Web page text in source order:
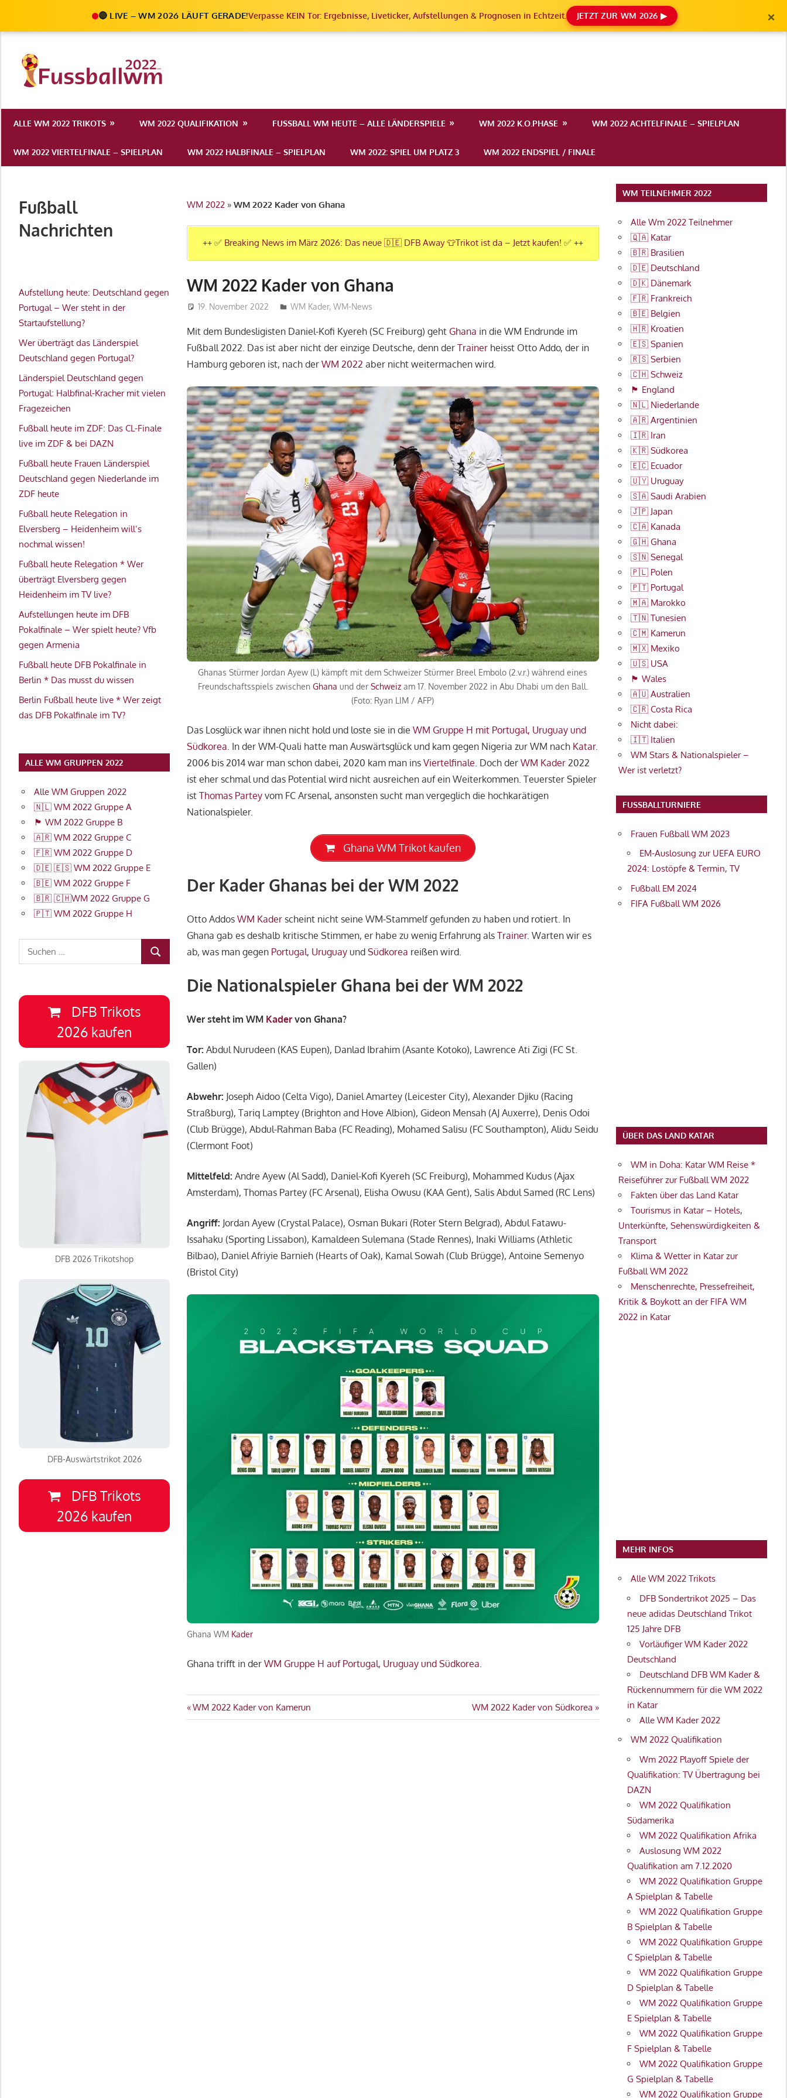
🔴 LIVE – WM 2026 LÄUFT GERADE!Verpasse KEIN Tor: Ergebnisse, Liveticker, Aufstellungen & Prognosen in Echtzeit. JETZT ZUR WM 2026 ▶ ×
springen
Weltmeisterschaft
zur
in
ALLE WM 2022 TRIKOTS WM 2022 QUALIFIKATION FUSSBALL WM HEUTE – ALLE LÄNDERSPIELE WM 2022 K.O.PHASE WM 2022 ACHTELFINALE – SPIELPLAN
WM 2022 VIERTELFINALE – SPIELPLAN WM 2022 HALBFINALE – SPIELPLAN WM 2022: SPIEL UM PLATZ 3 WM 2022 ENDSPIEL / FINALE
WM 2022 »WM 2022 Kader von Ghana
++ ✅ Breaking News im März 2026: Das neue 🇩🇪 DFB Away 👕Trikot ist da – Jetzt kaufen! ✅ ++
WM 2022 Kader von Ghana
19. November 2022 HAbibi
WM Kader, WM-News
Mit dem Bundesligisten Daniel-Kofi Kyereh (SC Freiburg) geht Ghana in die WM Endrunde im
Fußball 2022. Das ist aber nicht der einzige Deutsche, denn derTrainer heisst Otto Addo, der in
Hamburg geboren ist, nach derWM 2022 aber nicht weitermachen wird.
Ghanas Stürmer Jordan Ayew (L) kämpft mit dem Schweizer Stürmer Breel Embolo (2.v.r.) während eines
Freundschaftsspiels zwischen Ghana und der Schweizam 17. November 2022 in Abu Dhabi um den Ball.
(Foto: Ryan LIM / AFP)
Das Losglück war ihnen nicht hold und loste sie in dieWM Gruppe H mit Portugal, Uruguay und
Südkorea . In der WM-Quali hatte man Auswärtsglück und kam gegen Nigeria zur WM nach Katar.
2006 bis 2014 war man schon dabei, 2020 kam man insViertelfinale . Doch derWM Kader 2022
ist eher schmal und das Potential wird nicht ausreichen auf ein Weiterkommen. Teuerster Spieler
istThomas Partey vom FC Arsenal, ansonsten sucht man vergeglich die hochkarätigen
Nationalspieler.
Ghana WM Trikot kaufen
Der Kader Ghanas bei der WM 2022
Otto AddosWM Kader scheint nicht seine WM-Stammelf gefunden zu haben und rotiert. In
Ghana gab es deshalb kritische Stimmen, er habe zu wenig Erfahrung alsTrainer. Warten wir es
ab, was man gegen Portugal, Uruguay undSüdkorea reißen wird.
Die Nationalspieler Ghana bei der WM 2022
Wer steht im WM Kader von Ghana?
Tor:Abdul Nurudeen (KAS Eupen), Danlad Ibrahim (Asante Kotoko), Lawrence Ati Zigi (FC St.
Gallen)
Abwehr: Joseph Aidoo (Celta Vigo), Daniel Amartey (Leicester City), Alexander Djiku (Racing
Straßburg), Tariq Lamptey (Brighton and Hove Albion), Gideon Mensah (AJ Auxerre), Denis Odoi
(Club Brügge), Abdul-Rahman Baba (FC Reading), Mohamed Salisu (FC Southampton), Alidu Seidu
(Clermont Foot)
Mittelfeld: Andre Ayew (Al Sadd), Daniel-Kofi Kyereh (SC Freiburg), Mohammed Kudus (Ajax
Amsterdam), Thomas Partey (FC Arsenal), Elisha Owusu (KAA Gent), Salis Abdul Samed (RC Lens)
Angriff: Jordan Ayew (Crystal Palace), Osman Bukari (Roter Stern Belgrad), Abdul Fatawu-
Issahaku (Sporting Lissabon), Kamaldeen Sulemana (Stade Rennes), Inaki Williams (Athletic
Bilbao), Daniel Afriyie Barnieh (Hearts of Oak), Kamal Sowah (Club Brügge), Antoine Semenyo
(Bristol City)
Ghana WM Kader
Ghana trifft in derWM Gruppe H auf Portugal, Uruguay und Südkorea.
GHANA
GRUPPE
Beitragsnavigation
Vorheriger
Beitrag:
WM 2022 Kader von Kamerun
Nächster
Beitrag:
WM 2022 Kader von Südkorea
Fußball
Nachrichten
Aufstellung heute: Deutschland gegen
Portugal – Wer steht in der
Startaufstellung?
Wer überträgt das Länderspiel
Deutschland gegen Portugal?
Länderspiel Deutschland gegen
Portugal: Halbfinal-Kracher mit vielen
Fragezeichen
Fußball heute im ZDF: Das CL-Finale
live im ZDF & bei DAZN
Fußball heute Frauen Länderspiel
Deutschland gegen Niederlande im
ZDF heute
Fußball heute Relegation in
Elversberg – Heidenheim will’s
nochmal wissen!
Fußball heute Relegation * Wer
überträgt Elversberg gegen
Heidenheim im TV live?
Aufstellungen heute im DFB
Pokalfinale – Wer spielt heute? Vfb
gegen Armenia
Fußball heute DFB Pokalfinale in
Berlin * Das musst du wissen
Berlin Fußball heute live * Wer zeigt
das DFB Pokalfinale im TV?
ALLE WM GRUPPEN 2022
Alle WM Gruppen 2022
🇳🇱 WM 2022 Gruppe A
🏴󠁧󠁢󠁥󠁮󠁧󠁿 WM 2022 Gruppe B
🇦🇷 WM 2022 Gruppe C
🇫🇷 WM 2022 Gruppe D
🇩🇪 🇪🇸 WM 2022 Gruppe E
🇧🇪 WM 2022 Gruppe F
🇧🇷 🇨🇭WM 2022 Gruppe G
🇵🇹 WM 2022 Gruppe H
Suchen
nach:
SUCHEN
DFB Trikots
2026 kaufen
DFB 2026 Trikotshop
DFB-Auswärtstrikot 2026
DFB Trikots
2026 kaufen
WM TEILNEHMER 2022
Alle Wm 2022 Teilnehmer
🇶🇦 Katar
🇧🇷 Brasilien
🇩🇪 Deutschland
🇩🇰 Dänemark
🇫🇷 Frankreich
🇧🇪 Belgien
🇭🇷 Kroatien
🇪🇸 Spanien
🇷🇸 Serbien
🇨🇭 Schweiz
🏴󠁧󠁢󠁥󠁮󠁧󠁿 England
🇳🇱 Niederlande
🇦🇷 Argentinien
🇮🇷 Iran
🇰🇷 Südkorea
🇪🇨 Ecuador
🇺🇾 Uruguay
🇸🇦 Saudi Arabien
🇯🇵 Japan
🇨🇦 Kanada
🇬🇭 Ghana
🇸🇳 Senegal
🇵🇱 Polen
🇵🇹 Portugal
🇲🇦 Marokko
🇹🇳 Tunesien
🇨🇲 Kamerun
🇲🇽 Mexiko
🇺🇸 USA
🏴󠁧󠁢󠁷󠁬󠁳󠁿 Wales
🇦🇺 Australien
🇨🇷 Costa Rica
Nicht dabei:
🇮🇹 Italien
WM Stars & Nationalspieler –
Wer ist verletzt?
FUSSBALLTURNIERE
Frauen Fußball WM 2023
EM-Auslosung zur UEFA EURO
2024: Lostöpfe & Termin, TV
Fußball EM 2024
FIFA Fußball WM 2026
ÜBER DAS LAND KATAR
WM in Doha: Katar WM Reise *
Reiseführer zur Fußball WM 2022
Fakten über das Land Katar
Tourismus in Katar – Hotels,
Unterkünfte, Sehenswürdigkeiten &
Transport
Klima & Wetter in Katar zur
Fußball WM 2022
Menschenrechte, Pressefreiheit,
Kritik & Boykott an der FIFA WM
2022 in Katar
MEHR INFOS
Alle WM 2022 Trikots
DFB Sondertrikot 2025 – Das
neue adidas Deutschland Trikot
125 Jahre DFB
Vorläufiger WM Kader 2022
Deutschland
Deutschland DFB WM Kader &
Rückennummern für die WM 2022
in Katar
Alle WM Kader 2022
WM 2022 Qualifikation
Wm 2022 Playoff Spiele der
Qualifikation: TV Übertragung bei
DAZN
WM 2022 Qualifikation
Südamerika
WM 2022 Qualifikation Afrika
Auslosung WM 2022
Qualifikation am 7.12.2020
WM 2022 Qualifikation Gruppe
A Spielplan & Tabelle
WM 2022 Qualifikation Gruppe
B Spielplan & Tabelle
WM 2022 Qualifikation Gruppe
C Spielplan & Tabelle
WM 2022 Qualifikation Gruppe
D Spielplan & Tabelle
WM 2022 Qualifikation Gruppe
E Spielplan & Tabelle
WM 2022 Qualifikation Gruppe
F Spielplan & Tabelle
WM 2022 Qualifikation Gruppe
G Spielplan & Tabelle
WM 2022 Qualifikation Gruppe